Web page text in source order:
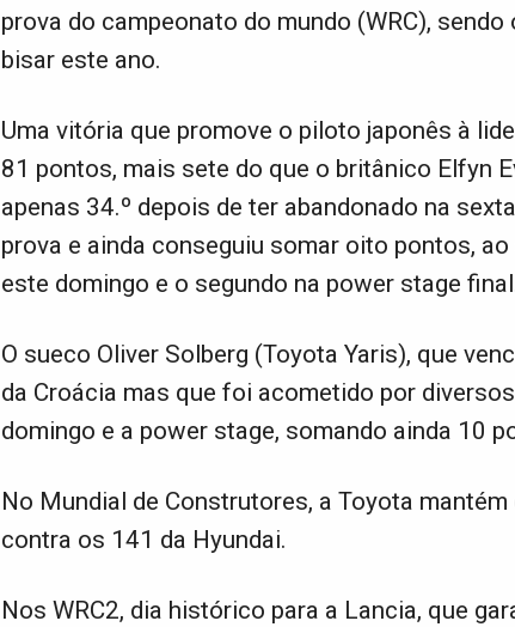
prova do campeonato do mundo (WRC),
bisar este ano.
Uma vitória que promove o piloto japonês à
81 pontos, mais sete do que o britânico Elfyn
apenas 34.º depois de ter abandonado na
prova e ainda conseguiu somar oito pontos,
este domingo e o segundo na power stage
O sueco Oliver Solberg (Toyota Yaris), que
da Croácia mas que foi acometido por
domingo e a power stage, somando ainda 10
No Mundial de Construtores, a Toyota
contra os 141 da Hyundai.
Nos WRC2, dia histórico para a Lancia, que